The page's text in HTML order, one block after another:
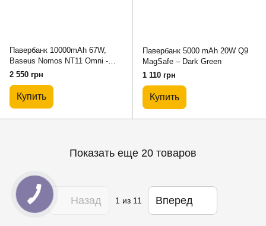
Павербанк 10000mAh 67W,
Baseus Nomos NT11 Omni -
Black
2 550 грн
Купить
Павербанк 5000 mAh 20W Q9
MagSafe – Dark Green
1 110 грн
Купить
Показать еще 20 товаров
Назад 1 из 11 Вперед